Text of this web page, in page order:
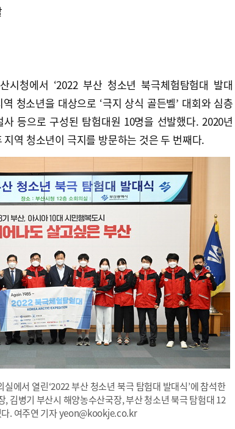
시청에서 ‘2022 부산 청소년 북극체험탐험대 발대
청소년을 대상으로 ‘극지 상식 골든벨’ 대회와 심층
등으로 구성된 탐험대원 10명을 선발했다. 2020년
역 청소년이 극지를 방문하는 것은 두 번째다.
에서 열린‘2022 부산 청소년 북극 탐험대 발대식’에 참석한
, 김병기 부산시 해양농수산국장, 부산 청소년 북극 탐험대 12
다. 여주연 기자 yeon@kookje.co.kr